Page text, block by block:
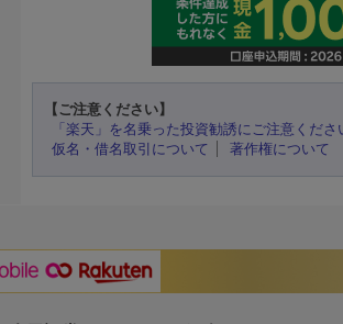
【ご注意ください】
「楽天」を名乗った投資勧誘にご注意くださ
仮名・借名取引について
著作権について